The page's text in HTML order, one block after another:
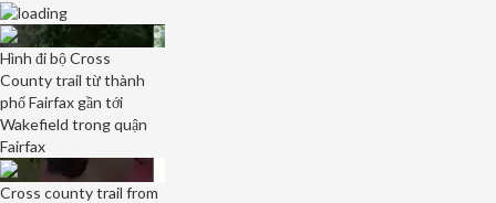
Hình đi bộ Cross
County trail từ thành
phố Fairfax gần tới
Wakefield trong quận
Fairfax
Cross county trail from